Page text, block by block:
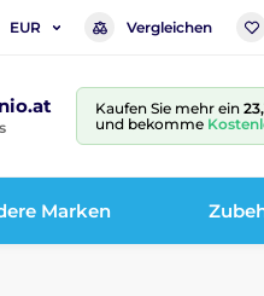
EUR Vergleichen
Kaufen Sie mehr ein
und bekomme
Marken